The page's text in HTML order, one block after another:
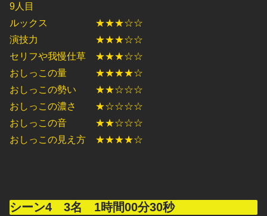
9人目
ルックス ★★★☆☆
演技力 ★★★☆☆
セリフや我慢仕草 ★★★☆☆
おしっこの量 ★★★★☆
おしっこの勢い ★★☆☆☆
おしっこの濃さ ★☆☆☆☆
おしっこの音 ★★☆☆☆
おしっこの見え方 ★★★★☆
シーン4 3名 1時間00分30秒